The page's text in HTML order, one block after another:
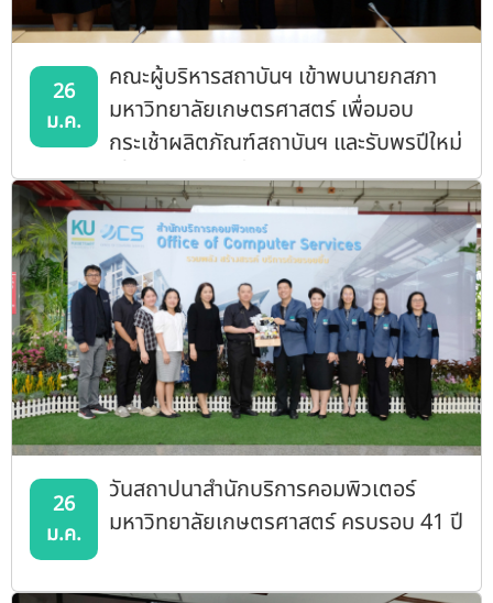
26
ม.ค.
คณะผู้บริหารสถาบันฯ เข้าพบนายกสภา
มหาวิทยาลัยเกษตรศาสตร์ เพื่อมอบ
กระเช้าผลิตภัณฑ์สถาบันฯ และรับพรปีใหม่
เนื่องในวาระดิถีขึ้นปีใหม่ 2569
26
ม.ค.
วันสถาปนาสำนักบริการคอมพิวเตอร์
มหาวิทยาลัยเกษตรศาสตร์ ครบรอบ 41 ปี